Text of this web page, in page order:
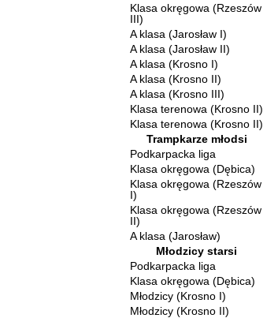
Klasa okręgowa (Rzeszów
III)
A klasa (Jarosław I)
A klasa (Jarosław II)
A klasa (Krosno I)
A klasa (Krosno II)
A klasa (Krosno III)
Klasa terenowa (Krosno II)
Klasa terenowa (Krosno II)
Trampkarze młodsi
Podkarpacka liga
Klasa okręgowa (Dębica)
Klasa okręgowa (Rzeszów
I)
Klasa okręgowa (Rzeszów
II)
A klasa (Jarosław)
Młodzicy starsi
Podkarpacka liga
Klasa okręgowa (Dębica)
Młodzicy (Krosno I)
Młodzicy (Krosno II)